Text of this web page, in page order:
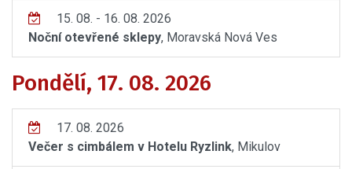
15. 08. - 16. 08. 2026
Noční otevřené sklepy, Moravská Nová Ves
Pondělí, 17. 08. 2026
17. 08. 2026
Večer s cimbálem v Hotelu Ryzlink, Mikulov